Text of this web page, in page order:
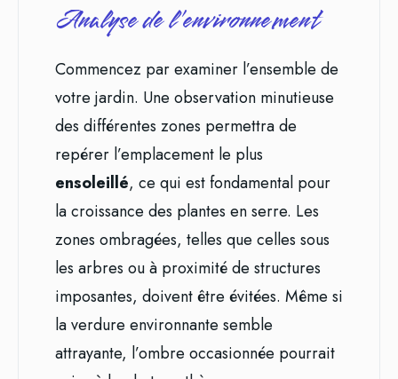
Analyse de l’environnement
Commencez par examiner l’ensemble de
votre jardin. Une observation minutieuse
des différentes zones permettra de
repérer l’emplacement le plus
ensoleillé, ce qui est fondamental pour
la croissance des plantes en serre. Les
zones ombragées, telles que celles sous
les arbres ou à proximité de structures
imposantes, doivent être évitées. Même si
la verdure environnante semble
attrayante, l’ombre occasionnée pourrait